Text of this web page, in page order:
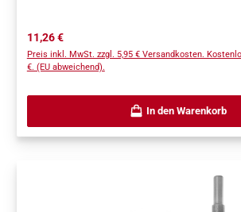
Regulärer Preis:
11,26 €
Preis inkl. MwSt. zzgl. 5,95 € Versandkosten.
€. (EU abweichend).
In den Warenkorb